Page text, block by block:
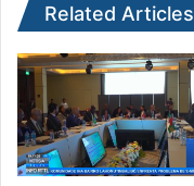
Related Articles